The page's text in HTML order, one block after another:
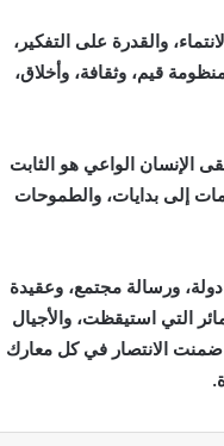
والقدرة على التفكير،
قيم، وثقافة، وأخلاق،
الإنسان الواعي هو الثابت
إلى بدايات، والطموحات
دولة، ورسالة مجتمع، وعقيدة
التي استيقظت، والأجيال
ضمنت الانتصار في كل معارك